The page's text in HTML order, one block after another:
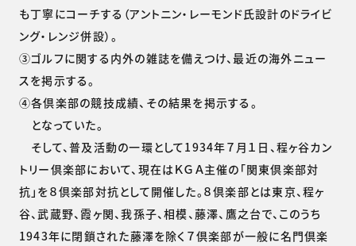
も丁寧にコーチする（アントニン・レーモンド氏設計のドライビ
ング・レンジ併設）。
③ゴルフに関する内外の雑誌を備えつけ、最近の海外ニュー
スを掲示する。
④各倶楽部の競技成績、その結果を掲示する。
となっていた。
そして、普及活動の一環として1934年７月１日、程ヶ谷カン
トリー倶楽部において、現在はＫＧＡ主催の「関東倶楽部対
抗」を８倶楽部対抗として開催した。８倶楽部とは東京、程ヶ
谷、武蔵野、霞ヶ関、我孫子、相模、藤澤、鷹之台で、このうち
1943年に閉鎖された藤澤を除く７倶楽部が一般に名門倶楽